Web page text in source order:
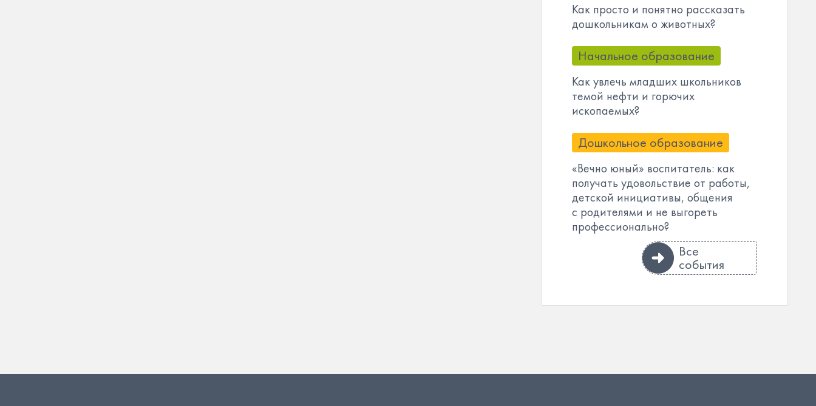
Как просто и понятно рассказать
дошкольникам о животных?
Начальное образование
Как увлечь младших школьников
темой нефти и горючих
ископаемых?
Дошкольное образование
«Вечно юный» воспитатель: как
получать удовольствие от работы,
детской инициативы, общения
с родителями и не выгореть
профессионально?
Все
события